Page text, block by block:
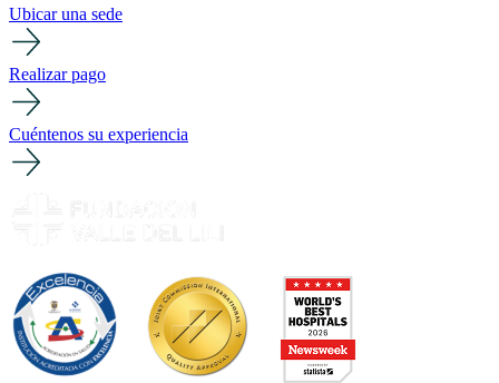
Ubicar una sede
Realizar pago
Cuéntenos su experiencia